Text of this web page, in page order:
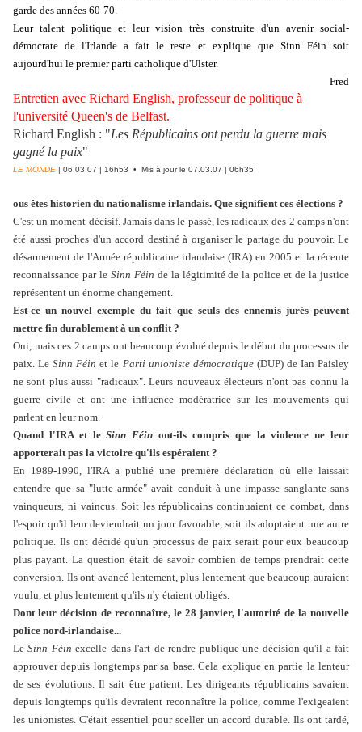
garde des années 60-70.
Leur talent politique et leur vision très construite d'un avenir social-
démocrate de l'Irlande a fait le reste et explique que Sinn Féin soit
aujourd'hui le premier parti catholique d'Ulster.
Fred
Entretien avec Richard English, professeur de politique à
l'université Queen's de Belfast.
Richard English : "Les Républicains ont perdu la guerre mais
gagné la paix"
LE MONDE | 06.03.07 | 16h53 • Mis à jour le 07.03.07 | 06h35
ous êtes historien du nationalisme irlandais. Que signifient ces élections ?
C'est un moment décisif. Jamais dans le passé, les radicaux des 2 camps n'ont
été aussi proches d'un accord destiné à organiser le partage du pouvoir. Le
désarmement de l'Armée républicaine irlandaise (IRA) en 2005 et la récente
reconnaissance par le Sinn Féin de la légitimité de la police et de la justice
représentent un énorme changement.
Est-ce un nouvel exemple du fait que seuls des ennemis jurés peuvent
mettre fin durablement à un conflit ?
Oui, mais ces 2 camps ont beaucoup évolué depuis le début du processus de
paix. LeSinn Féin et le Parti unioniste démocratique(DUP) de Ian Paisley
ne sont plus aussi "radicaux". Leurs nouveaux électeurs n'ont pas connu la
guerre civile et ont une influence modératrice sur les mouvements qui
parlent en leur nom.
Quand l'IRA et leSinn Féin ont-ils compris que la violence ne leur
apporterait pas la victoire qu'ils espéraient ?
En 1989-1990, l'IRA a publié une première déclaration où elle laissait
entendre que sa "lutte armée" avait conduit à une impasse sanglante sans
vainqueurs, ni vaincus. Soit les républicains continuaient ce combat, dans
l'espoir qu'il leur deviendrait un jour favorable, soit ils adoptaient une autre
politique. Ils ont décidé qu'un processus de paix serait pour eux beaucoup
plus payant. La question était de savoir combien de temps prendrait cette
conversion. Ils ont avancé lentement, plus lentement que beaucoup auraient
voulu, et plus lentement qu'ils n'y étaient obligés.
Dont leur décision de reconnaître, le 28 janvier, l'autorité de la nouvelle
police nord-irlandaise...
LeSinn Féin excelle dans l'art de rendre publique une décision qu'il a fait
approuver depuis longtemps par sa base. Cela explique en partie la lenteur
de ses évolutions. Il sait être patient. Les dirigeants républicains savaient
depuis longtemps qu'ils devraient reconnaître la police, comme l'exigeaient
les unionistes. C'était essentiel pour sceller un accord durable. Ils ont tardé,